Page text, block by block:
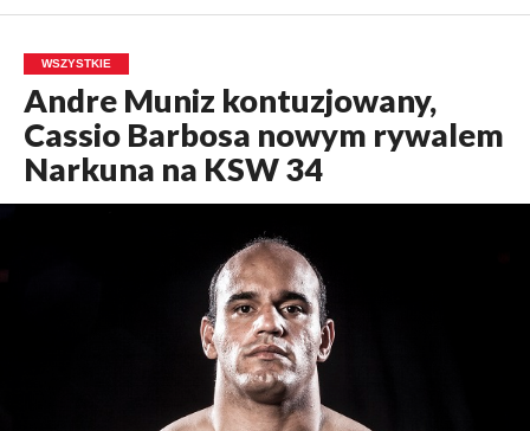
WSZYSTKIE
Andre Muniz kontuzjowany,
Cassio Barbosa nowym rywalem
Narkuna na KSW 34